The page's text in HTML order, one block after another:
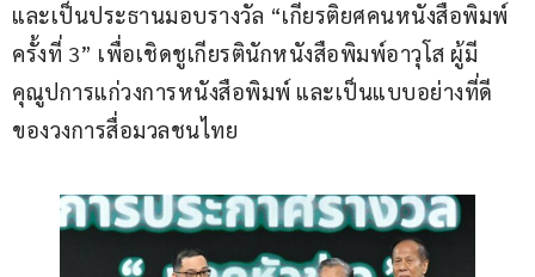
และเป็นประธานมอบรางวัล “เกียรติยศคนหนังสือพิมพ์
ครั้งที่ 3” เพื่อเชิดชูเกียรตินักหนังสือพิมพ์อาวุโส ผู้มี
คุณูปการแก่วงการหนังสือพิมพ์ และเป็นแบบอย่างที่ดี
ของวงการสื่อมวลชนไทย